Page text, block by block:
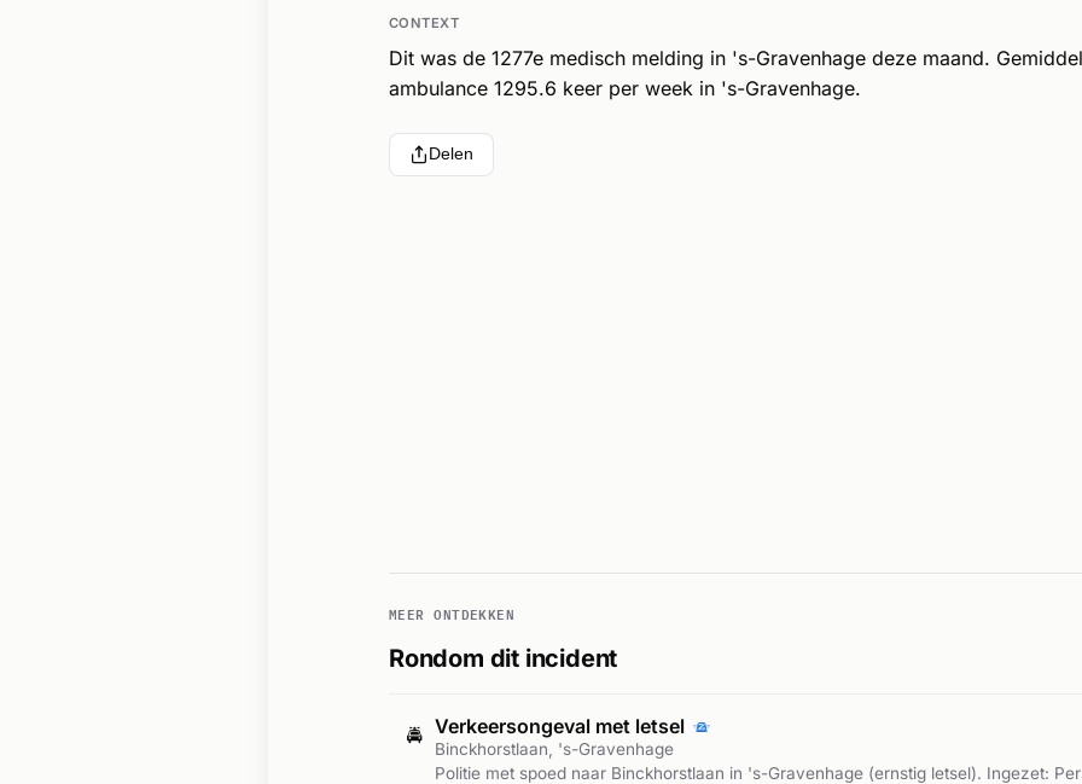
CONTEXT
Dit was de 1277e medisch melding in 's-Gravenhage deze maand.
ambulance 1295.6 keer per week in 's-Gravenhage.
Delen
MEER ONTDEKKEN
Rondom dit incident
🚔 Verkeersongeval met letsel
Binckhorstlaan, 's-Gravenhage
Politie met spoed naar Binckhorstlaan in 's-Gravenhage (ernstig letsel). Ingezet: